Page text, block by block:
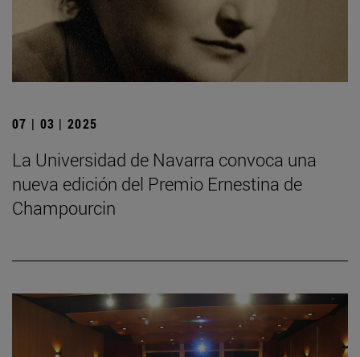
07 | 03 | 2025
La Universidad de Navarra convoca una
nueva edición del Premio Ernestina de
Champourcin